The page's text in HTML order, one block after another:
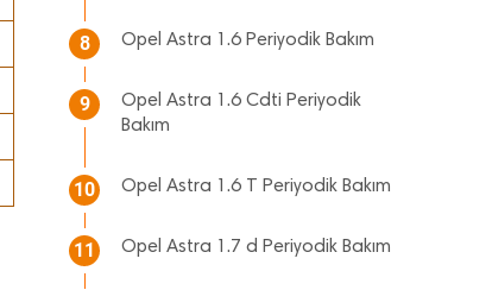
8 Opel Astra 1.6 Periyodik Bakım
9
Opel Astra 1.6 Cdti Periyodik
Bakım
10 Opel Astra 1.6 T Periyodik Bakım
11 Opel Astra 1.7 d Periyodik Bakım